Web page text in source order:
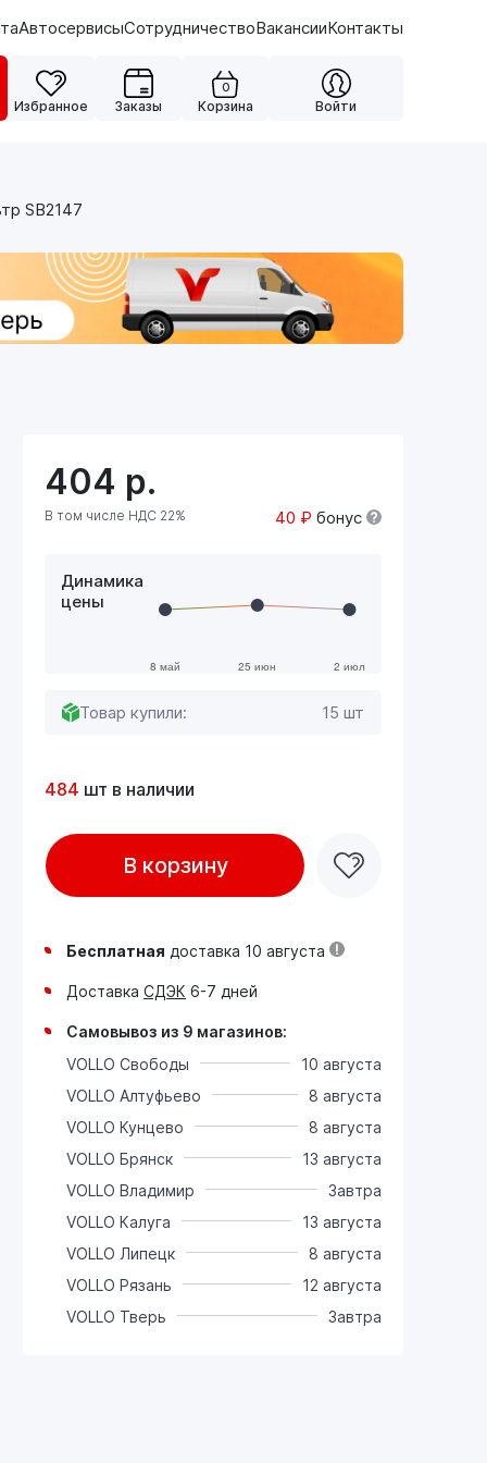
АвтосервисыСотрудничествоВакансииКонтакты
Избранное Заказы
0
Корзина Войти
SB2147
404 р.
В том числе НДС 22% 40 ₽ бонус
Динамика
цены
Товар купили: 15 шт
484 шт в наличии
В корзину
Бесплатная доставка 10 августа
Доставка СДЭК 6-7 дней
Самовывоз из 9 магазинов:
VOLLO Свободы
10 августа
VOLLO Алтуфьево
8 августа
VOLLO Кунцево
8 августа
VOLLO Брянск
13 августа
VOLLO Владимир
Завтра
VOLLO Калуга
13 августа
VOLLO Липецк
8 августа
VOLLO Рязань
12 августа
VOLLO Тверь
Завтра